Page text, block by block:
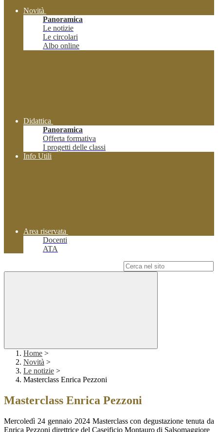
Novità
Panoramica
Le notizie
Le circolari
Albo online
Didattica
Panoramica
Offerta formativa
I progetti delle classi
Info Utili
Area riservata
Docenti
ATA
Home >
Novità >
Le notizie >
Masterclass Enrica Pezzoni
Masterclass Enrica Pezzoni
Mercoledì 24 gennaio 2024 Masterclass con degustazione tenuta da
Enrica Pezzoni direttrice del Caseificio Montauro di Salsomaggiore